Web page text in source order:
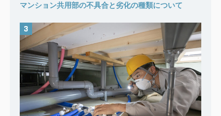
マンション共用部の不具合と劣化の種類について